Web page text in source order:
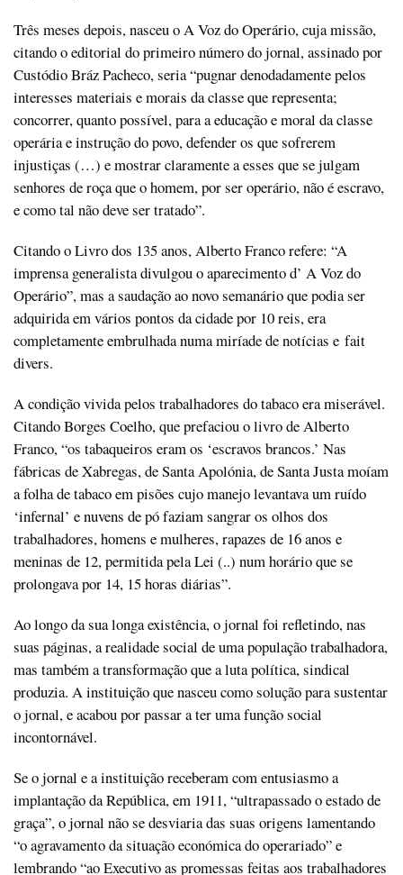
Três meses depois, nasceu o A Voz do Operário, cuja missão,
citando o editorial do primeiro número do jornal, assinado por
Custódio Bráz Pacheco, seria “pugnar denodadamente pelos
interesses materiais e morais da classe que representa;
concorrer, quanto possível, para a educação e moral da classe
operária e instrução do povo, defender os que sofrerem
injustiças (…) e mostrar claramente a esses que se julgam
senhores de roça que o homem, por ser operário, não é escravo,
e como tal não deve ser tratado”.
Citando o Livro dos 135 anos, Alberto Franco refere: “A
imprensa generalista divulgou o aparecimento d’ A Voz do
Operário”, mas a saudação ao novo semanário que podia ser
adquirida em vários pontos da cidade por 10 reis, era
completamente embrulhada numa miríade de notícias e fait
divers.
A condição vivida pelos trabalhadores do tabaco era miserável.
Citando Borges Coelho, que prefaciou o livro de Alberto
Franco, “os tabaqueiros eram os ‘escravos brancos.’ Nas
fábricas de Xabregas, de Santa Apolónia, de Santa Justa moíam
a folha de tabaco em pisões cujo manejo levantava um ruído
‘infernal’ e nuvens de pó faziam sangrar os olhos dos
trabalhadores, homens e mulheres, rapazes de 16 anos e
meninas de 12, permitida pela Lei (..) num horário que se
prolongava por 14, 15 horas diárias”.
Ao longo da sua longa existência, o jornal foi refletindo, nas
suas páginas, a realidade social de uma população trabalhadora,
mas também a transformação que a luta política, sindical
produzia. A instituição que nasceu como solução para sustentar
o jornal, e acabou por passar a ter uma função social
incontornável.
Se o jornal e a instituição receberam com entusiasmo a
implantação da República, em 1911, “ultrapassado o estado de
graça”, o jornal não se desviaria das suas origens lamentando
“o agravamento da situação económica do operariado” e
lembrando “ao Executivo as promessas feitas aos trabalhadores